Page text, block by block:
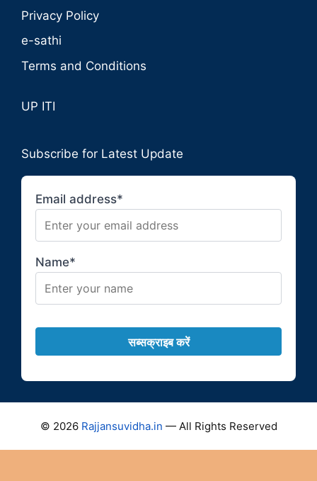
Privacy Policy
e-sathi
Terms and Conditions
UP ITI
Subscribe for Latest Update
Email address*
Name*
© 2026 Rajjansuvidha.in — All Rights Reserved